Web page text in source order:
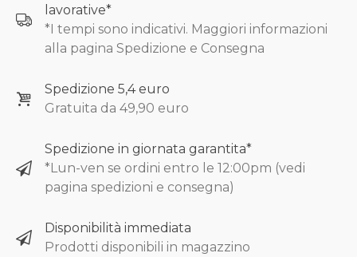
lavorative*
*I tempi sono indicativi. Maggiori informazioni
alla pagina Spedizione e Consegna
Spedizione 5,4 euro
Gratuita da 49,90 euro
Spedizione in giornata garantita*
*Lun-ven se ordini entro le 12:00pm (vedi
pagina spedizioni e consegna)
Disponibilità immediata
Prodotti disponibili in magazzino